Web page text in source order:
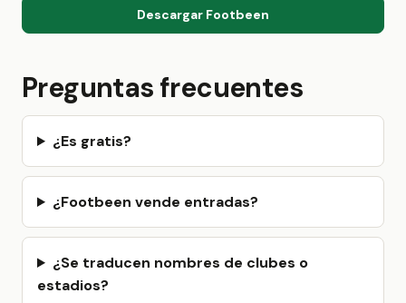
Descargar Footbeen
Preguntas frecuentes
¿Es gratis?
¿Footbeen vende entradas?
¿Se traducen nombres de clubes o
estadios?